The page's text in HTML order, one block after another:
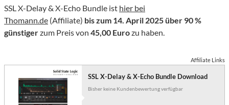
SSL X-Delay & X-Echo Bundle ist hier bei
Thomann.de (Affiliate) bis zum 14. April 2025 über 90 %
günstigerzum Preis von 45,00 Eurozu haben.
Affiliate Links
SSL X-Delay & X-Echo Bundle Download
Bisher keine Kundenbewertung verfügbar